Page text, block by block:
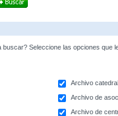
Seleccione las opciones que
Archivo
Archivo de
Archivo de